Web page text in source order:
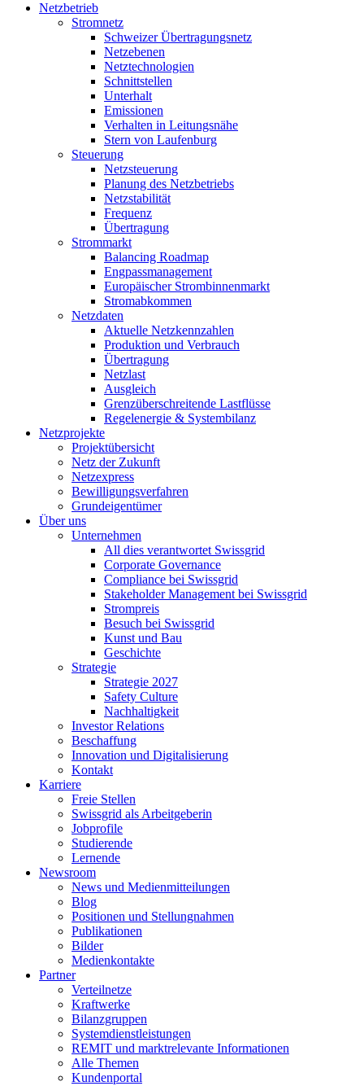
Netzbetrieb
Stromnetz
Schweizer Übertragungsnetz
Netzebenen
Netztechnologien
Schnittstellen
Unterhalt
Emissionen
Verhalten in Leitungsnähe
Stern von Laufenburg
Steuerung
Netzsteuerung
Planung des Netzbetriebs
Netzstabilität
Frequenz
Übertragung
Strommarkt
Balancing Roadmap
Engpassmanagement
Europäischer Strombinnenmarkt
Stromabkommen
Netzdaten
Aktuelle Netzkennzahlen
Produktion und Verbrauch
Übertragung
Netzlast
Ausgleich
Grenzüberschreitende Lastflüsse
Regelenergie & Systembilanz
Netzprojekte
Projektübersicht
Netz der Zukunft
Netzexpress
Bewilligungsverfahren
Grundeigentümer
Über uns
Unternehmen
All dies verantwortet Swissgrid
Corporate Governance
Compliance bei Swissgrid
Stakeholder Management bei Swissgrid
Strompreis
Besuch bei Swissgrid
Kunst und Bau
Geschichte
Strategie
Strategie 2027
Safety Culture
Nachhaltigkeit
Investor Relations
Beschaffung
Innovation und Digitalisierung
Kontakt
Karriere
Freie Stellen
Swissgrid als Arbeitgeberin
Jobprofile
Studierende
Lernende
Newsroom
News und Medienmitteilungen
Blog
Positionen und Stellungnahmen
Publikationen
Bilder
Medienkontakte
Partner
Verteilnetze
Kraftwerke
Bilanzgruppen
Systemdienstleistungen
REMIT und marktrelevante Informationen
Alle Themen
Kundenportal